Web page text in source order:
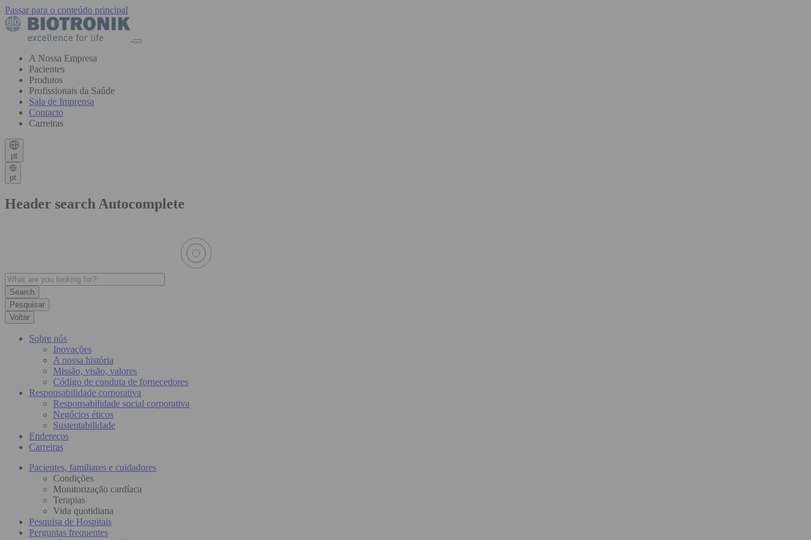
Passar para o conteúdo principal
A Nossa Empresa
Pacientes
Produtos
Profissionais da Saúde
Sala de Imprensa
Contacto
Carreiras
pt
pt
Header search Autocomplete
Pesquisar
Voltar
Sobre nós
Inovações
A nossa história
Missão, visão, valores
Código de conduta de fornecedores
Responsabilidade corporativa
Responsabilidade social corporativa
Negócios éticos
Sustentabilidade
Endereços
Carreiras
Pacientes, familiares e cuidadores
Condições
Monitorização cardíaca
Terapias
Vida quotidiana
Pesquisa de Hospitais
Perguntas frequentes